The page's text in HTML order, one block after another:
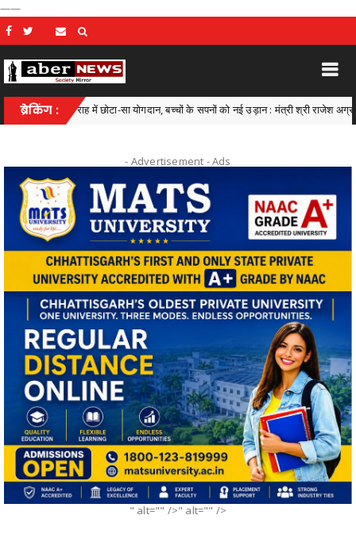
——
ब्रेकिंग :
की राह में छोटा-सा योगदान, बच्चों के सपनों को नई उड़ान : मंत्री श्री राजेश अग्रवाल
- Advertisement -Ads
" alt="" />" alt="" />